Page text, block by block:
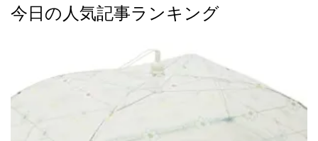
今日の人気記事ランキング